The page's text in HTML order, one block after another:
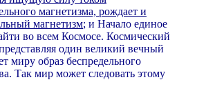
магнетизма, рождает и
магнетизм; и Начало единое
во всем Космосе. Космический
один великий вечный
миру образ беспредельного
Так мир может следовать этому